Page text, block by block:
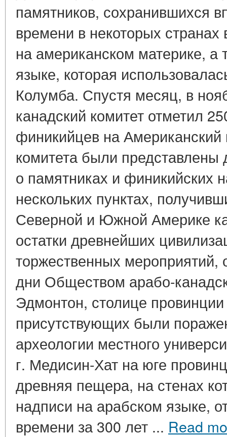
памятников, сохранившихся
времени в некоторых
на американском материке, а
языке, которая
Колумба. Спустя месяц, в
канадский комитет отметил
финикийцев на Американский
комитета были
о памятниках и финикийских
нескольких пунктах,
Северной и Южной Америке
остатки древнейших
торжественных мероприятий,
дни Обществом арабо-
Эдмонтон, столице
присутствующих были
археологии местного
г. Медисин-Хат на юге
древняя пещера, на стенах
надписи на арабском языке,
времени за 300 лет ... Read